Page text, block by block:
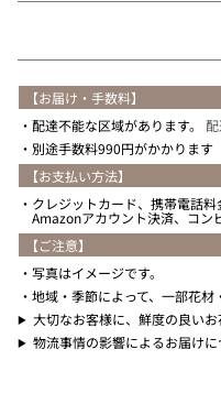
【お届け・手数料】
配達不能な区域があります。
別途手数料990円がかかります
【お支払い方法】
クレジットカード、携帯電話料
Amazonアカウント決済、コ
【ご注意】
写真はイメージです。
地域・季節によって、一部花材
大切なお客様に、鮮度の良い
物流事情の影響によるお届けに